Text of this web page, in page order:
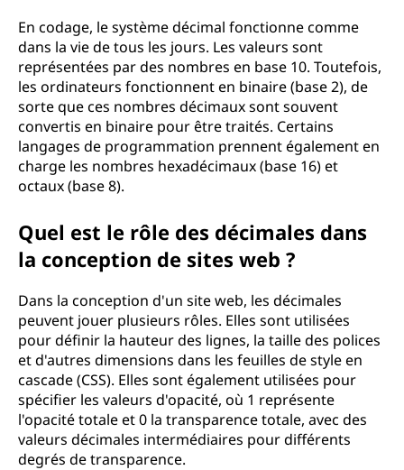
En codage, le système décimal fonctionne comme
dans la vie de tous les jours. Les valeurs sont
représentées par des nombres en base 10. Toutefois,
les ordinateurs fonctionnent en binaire (base 2), de
sorte que ces nombres décimaux sont souvent
convertis en binaire pour être traités. Certains
langages de programmation prennent également en
charge les nombres hexadécimaux (base 16) et
octaux (base 8).
Quel est le rôle des décimales dans
la conception de sites web ?
Dans la conception d'un site web, les décimales
peuvent jouer plusieurs rôles. Elles sont utilisées
pour définir la hauteur des lignes, la taille des polices
et d'autres dimensions dans les feuilles de style en
cascade (CSS). Elles sont également utilisées pour
spécifier les valeurs d'opacité, où 1 représente
l'opacité totale et 0 la transparence totale, avec des
valeurs décimales intermédiaires pour différents
degrés de transparence.